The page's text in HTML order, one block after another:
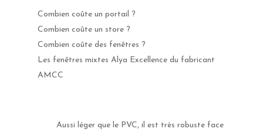
Combien coûte un portail ?
Combien coûte un store ?
Combien coûte des fenêtres ?
Les fenêtres mixtes Alya Excellence du fabricant
AMCC
Aussi léger que le PVC, il est très robuste face